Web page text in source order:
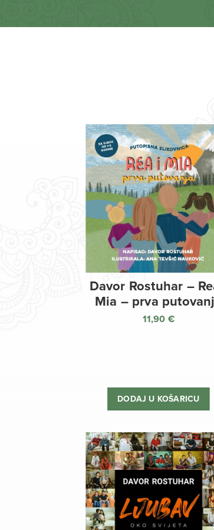
Davor Rostuhar –
Mia – prva
11,90 €
DODAJ U KOŠARICU